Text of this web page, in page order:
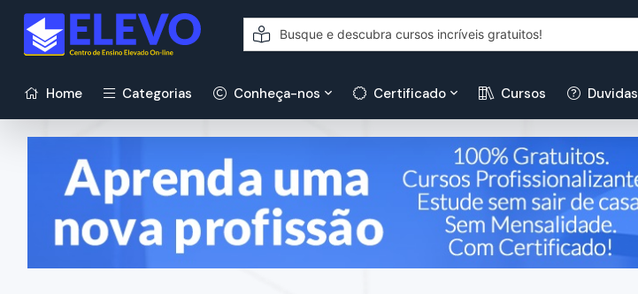
Home Categorias Conheça-nos Certificado Cursos Duvidas